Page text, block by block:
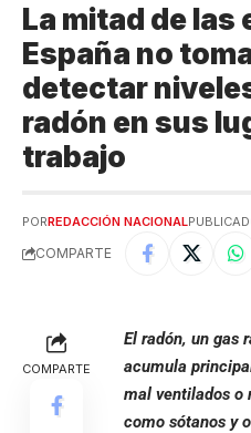
La mitad de las
España no
detectar
radón en sus
trabajo
PORREDACCIÓN NACIONAL
COMPARTE
COMPARTE
El radón, un gas
acumula
mal ventilados o
como sótanos y